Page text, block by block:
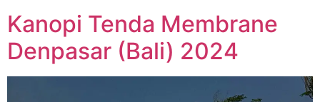
Kanopi Tenda Membrane
Denpasar (Bali) 2024